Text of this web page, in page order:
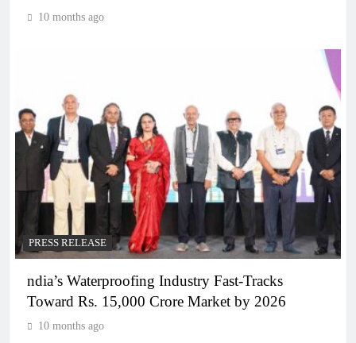
10 months ago
PRESS RELEASE
ndia’s Waterproofing Industry Fast-Tracks
Toward Rs. 15,000 Crore Market by 2026
10 months ago